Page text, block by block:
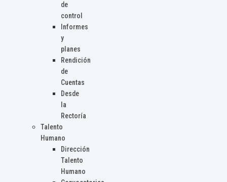
de
control
Informes
y
planes
Rendición
de
Cuentas
Desde
la
Rectoría
Talento
Humano
Dirección
Talento
Humano